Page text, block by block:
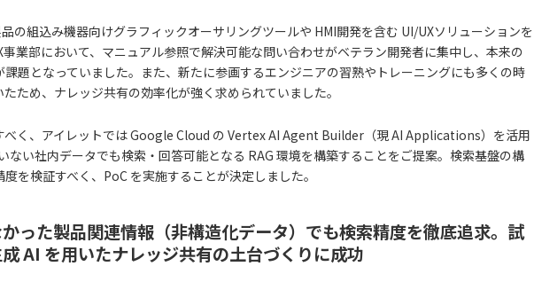
の組込み機器向けグラフィックオーサリングツールや HMI開発を含む UI/UXソリューションを
業部において、マニュアル参照で解決可能な問い合わせがベテラン開発者に集中し、本来の
題となっていました。また、新たに参画するエンジニアの習熟やトレーニングにも多くの時
ため、ナレッジ共有の効率化が強く求められていました。
べく、アイレットでは Google Cloud の Vertex AI Agent Builder（現 AI Applications）を活用
ない社内データでも検索・回答可能となる RAG 環境を構築することをご提案。検索基盤の構
を検証すべく、PoC を実施することが決定しました。
った製品関連情報（非構造化データ）でも検索精度を徹底追求。試
AI を用いたナレッジ共有の土台づくりに成功